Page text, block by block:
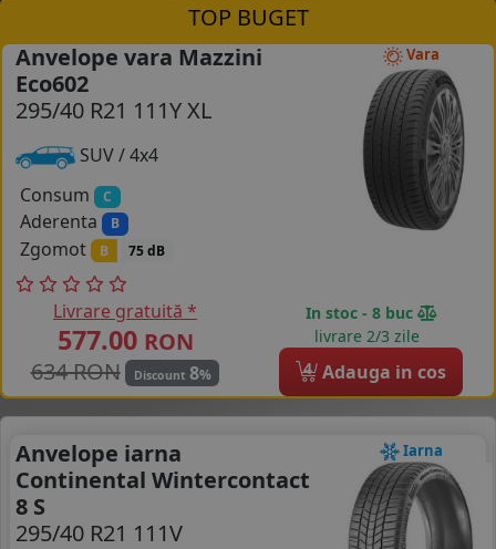
TOP BUGET
Vara
Anvelope vara Mazzini
Eco602
295/40 R21 111Y XL
SUV / 4x4
Consum
C
Aderenta B
Zgomot B 75 dB
Livrare gratuită *
577.00 RON
634 RON
Discount 8%
In stoc - 8 buc
livrare 2/3 zile
4 Adauga in cos
Iarna
Anvelope iarna
Continental Wintercontact
8 S
295/40 R21 111V